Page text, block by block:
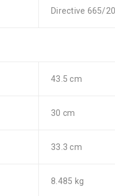
Directive 665/
43.5 cm
30 cm
33.3 cm
8.485 kg